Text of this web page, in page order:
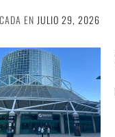
EN JULIO 29, 2026